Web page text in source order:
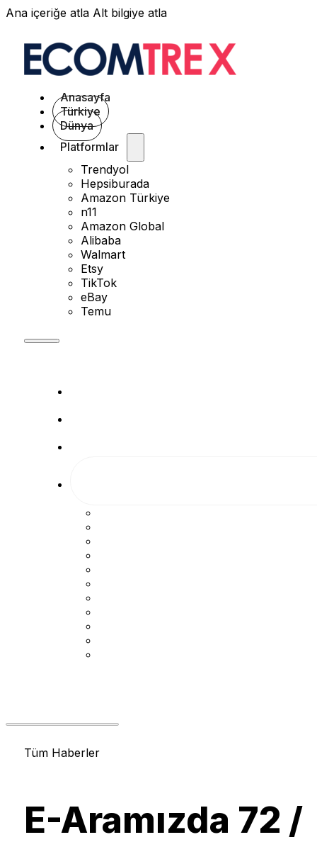
Ana içeriğe atla Alt bilgiye atla
Anasayfa
Türkiye
Dünya
Platformlar
Trendyol
Hepsiburada
Amazon Türkiye
n11
Amazon Global
Alibaba
Walmart
Etsy
TikTok
eBay
Temu
Tüm Haberler
E-Aramızda 72